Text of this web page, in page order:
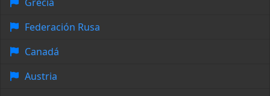
Federación Rusa
Canadá
Austria